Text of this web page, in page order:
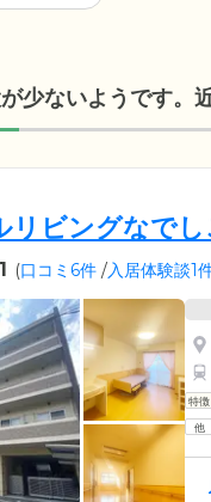
少ないようです。
リビングなでし
(口コミ6件 /入居体験談1